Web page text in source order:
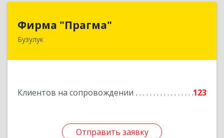
Фирма "Прагма"
Бузулук
Клиентов на сопровождении 123
Отправить заявку
461040, Оренбургская обл, Бузулукский р-н,
Отправить заявку